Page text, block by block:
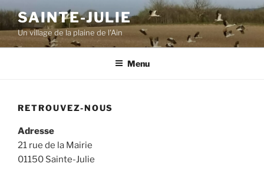
Aller
contenu
principal
SAINTE-JULIE
Un village de la plaine de l'Ain
Menu
RETROUVEZ-NOUS
Adresse
21 rue de la Mairie
01150 Sainte-Julie